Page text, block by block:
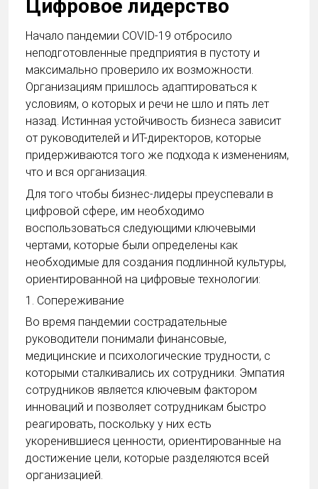
Цифровое лидерство
Начало пандемии COVID-19 отбросило
неподготовленные предприятия в пустоту и
максимально проверило их возможности.
Организациям пришлось адаптироваться к
условиям, о которых и речи не шло и пять лет
назад. Истинная устойчивость бизнеса зависит
от руководителей и ИТ-директоров, которые
придерживаются того же подхода к изменениям,
что и вся организация.
Для того чтобы бизнес-лидеры преуспевали в
цифровой сфере, им необходимо
воспользоваться следующими ключевыми
чертами, которые были определены как
необходимые для создания подлинной культуры,
ориентированной на цифровые технологии:
1. Сопереживание
Во время пандемии сострадательные
руководители понимали финансовые,
медицинские и психологические трудности, с
которыми сталкивались их сотрудники. Эмпатия
сотрудников является ключевым фактором
инноваций и позволяет сотрудникам быстро
реагировать, поскольку у них есть
укоренившиеся ценности, ориентированные на
достижение цели, которые разделяются всей
организацией.